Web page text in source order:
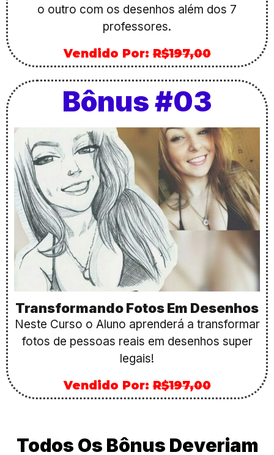
o outro com os desenhos além dos 7
professores.
Vendido Por:R$197,00
Bônus #03
Transformando Fotos Em Desenhos
Neste Curso o Aluno aprenderá a transformar
fotos de pessoas reais em desenhos super
legais!
Vendido Por:R$197,00
Todos Os Bônus Deveriam